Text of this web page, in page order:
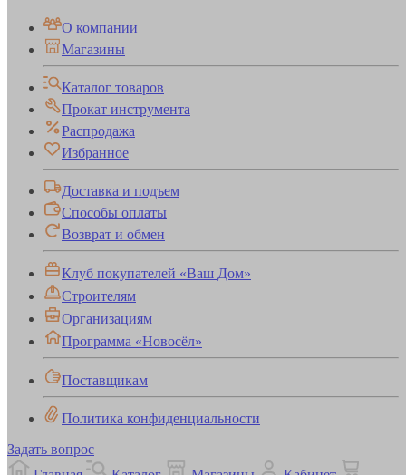
О компании
Магазины
Каталог товаров
Прокат инструмента
Распродажа
Избранное
Доставка и подъем
Способы оплаты
Возврат и обмен
Клуб покупателей «Ваш Дом»
Строителям
Организациям
Программа «Новосёл»
Поставщикам
Политика конфиденциальности
Задать вопрос